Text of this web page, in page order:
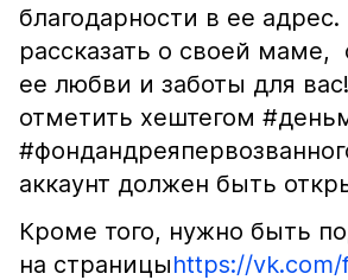
благодарности в ее
рассказать о своей маме,
ее любви и заботы для
отметить хештегом
аккаунт должен быть
Кроме того, нужно быть
на страницыhttps://vk.com/